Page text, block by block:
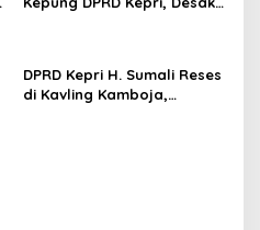
DPRD Kepri H. Sumali Reses
di Kavling Kamboja,